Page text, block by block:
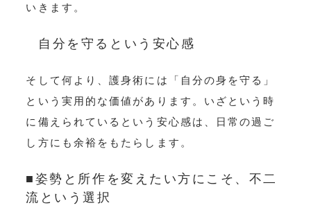
いきます。
自分を守るという安心感
そして何より、護身術には「自分の身を守る」
という実用的な価値があります。いざという時
に備えられているという安心感は、日常の過ご
し方にも余裕をもたらします。
■姿勢と所作を変えたい方にこそ、不二
流という選択